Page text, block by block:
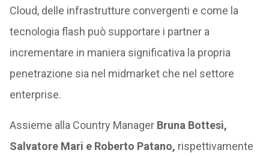
Cloud, delle infrastrutture convergenti e come la
tecnologia flash può supportare i partner a
incrementare in maniera significativa la propria
penetrazione sia nel midmarket che nel settore
enterprise.
Assieme alla Country ManagerBruna Bottesi,
Salvatore Mari e Roberto Patano, rispettivamente